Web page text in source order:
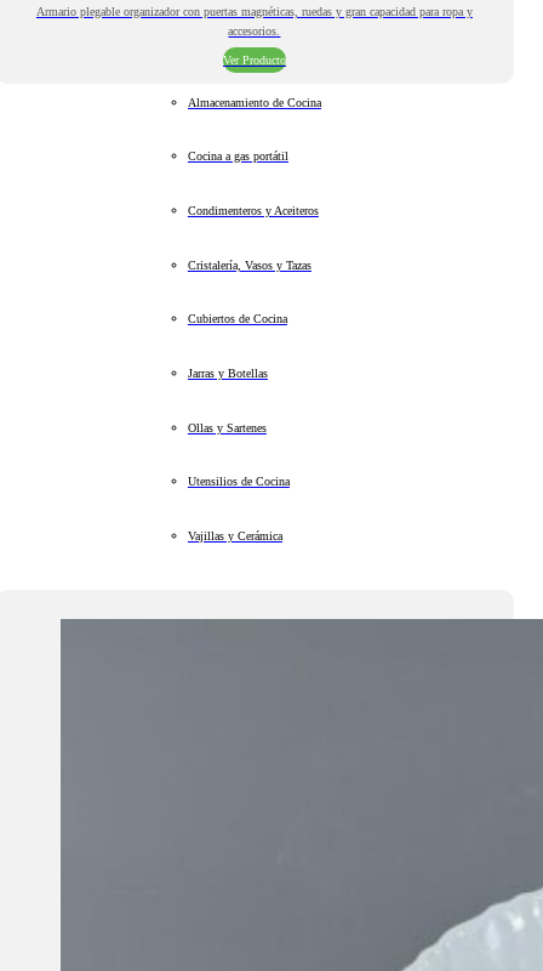
Armario plegable organizador con puertas magnéticas, ruedas y gran capacidad para ropa y
accesorios.
Ver Producto
Almacenamiento de Cocina
Cocina a gas portátil
Condimenteros y Aceiteros
Cristalería, Vasos y Tazas
Cubiertos de Cocina
Jarras y Botellas
Ollas y Sartenes
Utensilios de Cocina
Vajillas y Cerámica